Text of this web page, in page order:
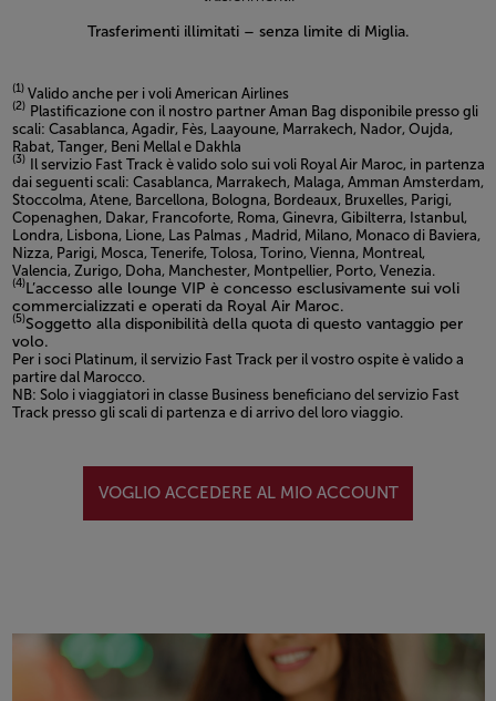
Trasferimenti illimitati – senza limite di Miglia.
(1)Valido anche per i voli American Airlines
(2) Plastificazione con il nostro partner Aman Bag disponibile presso gli
scali: Casablanca, Agadir, Fès, Laayoune, Marrakech, Nador, Oujda,
Rabat, Tanger, Beni Mellal e Dakhla
(3) Il servizio Fast Track è valido solo sui voli Royal Air Maroc, in partenza
dai seguenti scali: Casablanca, Marrakech, Malaga, Amman Amsterdam,
Stoccolma, Atene, Barcellona, Bologna, Bordeaux, Bruxelles, Parigi,
Copenaghen, Dakar, Francoforte, Roma, Ginevra, Gibilterra, Istanbul,
Londra, Lisbona, Lione, Las Palmas , Madrid, Milano, Monaco di Baviera,
Nizza, Parigi, Mosca, Tenerife, Tolosa, Torino, Vienna, Montreal,
Valencia, Zurigo, Doha, Manchester, Montpellier, Porto, Venezia.
(4)L’accesso alle lounge VIP è concesso esclusivamente sui voli
commercializzati e operati da Royal Air Maroc.
(5)Soggetto alla disponibilità della quota di questo vantaggio per
volo.
Per i soci Platinum, il servizio Fast Track per il vostro ospite è valido a
partire dal Marocco.
NB: Solo i viaggiatori in classe Business beneficiano del servizio Fast
Track presso gli scali di partenza e di arrivo del loro viaggio.
VOGLIO ACCEDERE AL MIO ACCOUNT